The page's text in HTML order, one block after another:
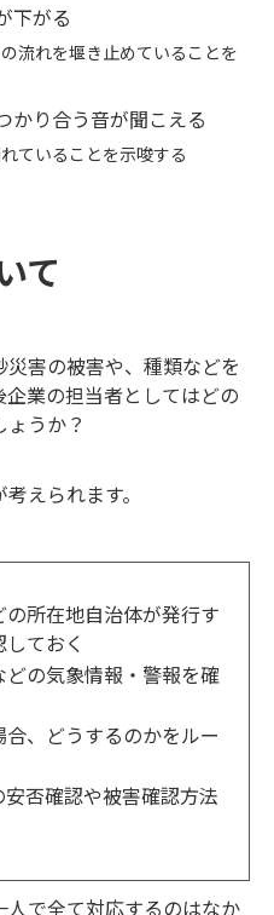
下がる
流れを堰き止めていることを
かり合う音が聞こえる
ていることを示唆する
て
害の被害や、種類などを
業の担当者としてはどの
うか？
えられます。
所在地自治体が発行す
ておく
の気象情報・警報を確
、どうするのかをルー
否確認や被害確認方法
で全て対応するのはなか